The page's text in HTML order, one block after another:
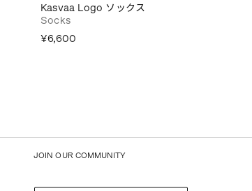
Kasvaa Logo ソックス
Socks
¥6,600
JOIN OUR COMMUNITY